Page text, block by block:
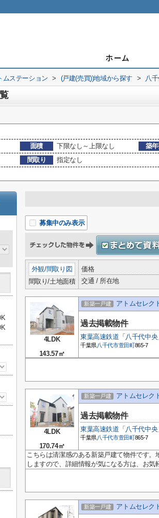
ムステーション > (戸建(売買))地域から探す > 八
面積 下限なし～上限なし 築
間取り
指定なし
募集中のみ表示
外観/間取り図
間取り/土地面積
価格
交通 / 所在地
4LDK
143.57㎡
新築一戸建 アトムセレク
過去掲載物件
東葉高速鉄道 「 八千代中央
千葉県八千代市萱田町865-7
4LDK
170.74㎡
新築一戸建 アトムセレク
過去掲載物件
東葉高速鉄道 「 八千代中央
千葉県八千代市萱田町865-7
こちらは清潔感のある新築戸建て物件です
しますので、詳細情報が気になる方は、お気
新築一戸建 アトムセレク